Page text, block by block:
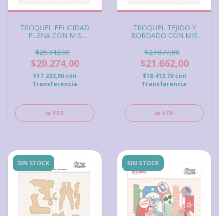
TROQUEL FELICIDAD
PLENA CON MIS
$25.342,00
$20.274,00
$17.232,90 con
Transferencia
VER
TROQUEL TEJIDO Y
BORDADO CON MIS
$27.077,00
$21.662,00
$18.412,70 con
Transferencia
VER
SIN STOCK SIN STOCK